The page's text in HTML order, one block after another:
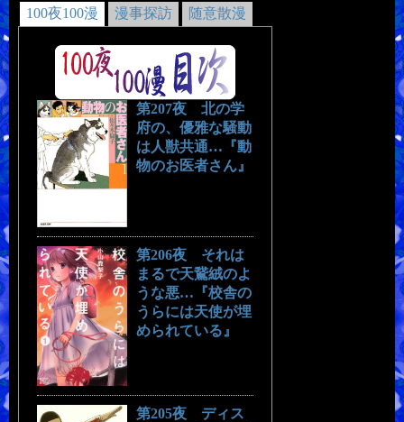
100夜100漫 漫事探訪 随意散漫
第207夜 北の学
府の、優雅な騒動
は人獣共通…『動
物のお医者さん』
第206夜 それは
まるで天鵞絨のよ
うな悪…『校舎の
うらには天使が埋
められている』
第205夜 ディス